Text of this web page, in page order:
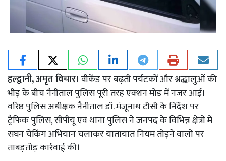
हल्द्वानी, अमृत विचार। वीकेंड पर बढ़ती पर्यटकों और श्रद्धालुओं की
भीड़ के बीच नैनीताल पुलिस पूरी तरह एक्शन मोड में नजर आई।
वरिष्ठ पुलिस अधीक्षक नैनीताल डॉ. मंजूनाथ टीसी के निर्देश पर
ट्रैफिक पुलिस, सीपीयू एवं थाना पुलिस ने जनपद के विभिन्न क्षेत्रों में
सघन चेकिंग अभियान चलाकर यातायात नियम तोड़ने वालों पर
ताबड़तोड़ कार्रवाई की।